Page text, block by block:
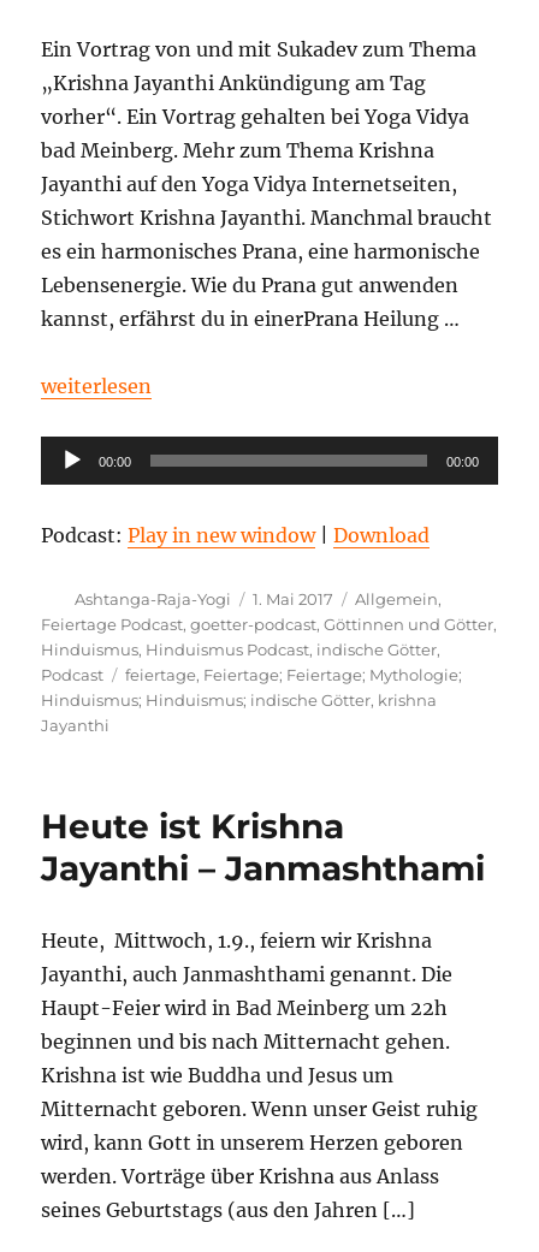
Ein Vortrag von und mit Sukadev zum Thema
„Krishna Jayanthi Ankündigung am Tag
vorher“. Ein Vortrag gehalten bei Yoga Vidya
bad Meinberg. Mehr zum Thema Krishna
Jayanthi auf den Yoga Vidya Internetseiten,
Stichwort Krishna Jayanthi. Manchmal braucht
es ein harmonisches Prana, eine harmonische
Lebensenergie. Wie du Prana gut anwenden
kannst, erfährst du in einerPrana Heilung …
„Krishna Jayanthi Ankündigung am Tag vorher“
weiterlesen
Audio-
Player
00:00 00:00
Podcast:Play in new window|Download
Autor
Ashtanga-Raja-Yogi
Veröffentlicht
am
1. Mai 2017 Kategorien
Allgemein,
Feiertage Podcast,goetter-podcast,Göttinnen und Götter,
Hinduismus, Hinduismus Podcast, indische Götter,
Podcast
Schlagwörter
feiertage, Feiertage; Feiertage; Mythologie;
Hinduismus; Hinduismus; indische Götter, krishna
Jayanthi
Heute ist Krishna
Jayanthi – Janmashthami
Heute, Mittwoch, 1.9., feiern wir Krishna
Jayanthi, auch Janmashthami genannt. Die
Haupt-Feier wird in Bad Meinberg um 22h
beginnen und bis nach Mitternacht gehen.
Krishna ist wie Buddha und Jesus um
Mitternacht geboren. Wenn unser Geist ruhig
wird, kann Gott in unserem Herzen geboren
werden. Vorträge über Krishna aus Anlass
seines Geburtstags (aus den Jahren […]